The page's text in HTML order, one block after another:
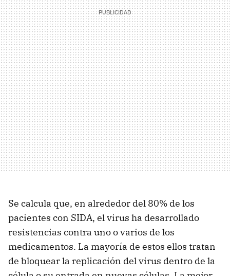
Se calcula que, en alrededor del 80% de los
pacientes con SIDA, el virus ha desarrollado
resistencias contra uno o varios de los
medicamentos. La mayoría de estos ellos tratan
de bloquear la replicación del virus dentro de la